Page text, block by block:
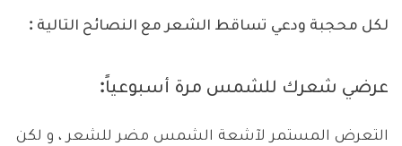
لكل محجبة ودعي تساقط الشعر مع النصائح التالية :
عرضي شعرك للشمس مرة أسبوعياً:
التعرض المستمر لآشعة الشمس مضر للشعر ، و لكن